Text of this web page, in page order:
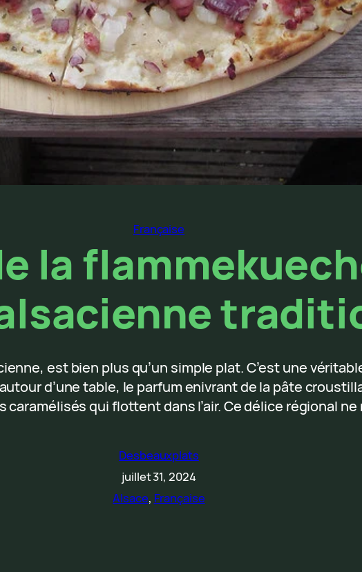
Française
la
est bien plus qu’un simple plat. C’est une
d’une table, le parfum enivrant de la pâte
qui flottent dans l’air. Ce délice régional ne
Desbeauxplats
juillet 31, 2024
Alsace, Française